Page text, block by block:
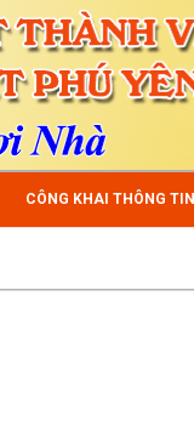
CÔNG KHAI THÔNG TIN